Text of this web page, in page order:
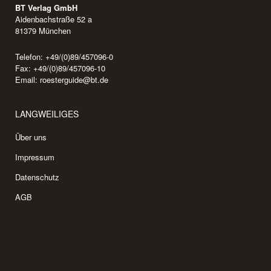
BT Verlag GmbH
Aidenbachstraße 52 a
81379 München
Telefon: +49/(0)89/457096-0
Fax: +49/(0)89/457096-10
Email: roesterguide@bt.de
LANGWEILIGES
Über uns
Impressum
Datenschutz
AGB